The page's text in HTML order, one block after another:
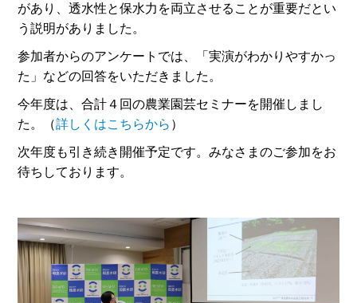
があり、透水性と保水力を両立させることが重要だとい
う説明がありました。
参加者からのアンケートでは、「実演がわかりやすかっ
た」などの回答をいただきました。
今年度は、合計４回の農業園芸セミナーを開催しまし
た。（詳しくはこちらから ）
次年度も引き続き開催予定です。みなさまのご参加をお
待ちしております。